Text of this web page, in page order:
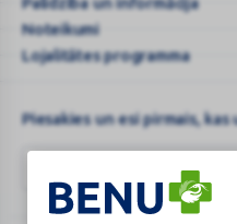
e-
Aptie
...
Noteikumi
Lojalitātes programma
Piesakies un esi pirmais, kas